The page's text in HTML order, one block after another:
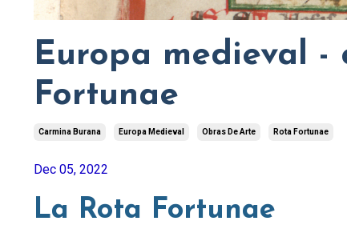
Europa medieval -
Fortunae
Carmina Burana Europa Medieval Obras De Arte Rota Fortunae
Dec 05, 2022
La Rota Fortunae